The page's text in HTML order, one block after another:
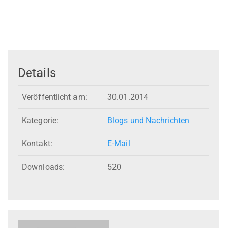
Details
Veröffentlicht am: 30.01.2014
Kategorie: Blogs und Nachrichten
Kontakt: E-Mail
Downloads: 520